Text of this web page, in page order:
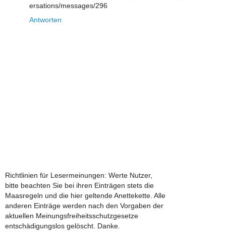
ersations/messages/296
Antworten
Richtlinien für Lesermeinungen: Werte Nutzer,
bitte beachten Sie bei ihren Einträgen stets die
Maasregeln und die hier geltende Anettekette. Alle
anderen Einträge werden nach den Vorgaben der
aktuellen Meinungsfreiheitsschutzgesetze
entschädigungslos gelöscht. Danke.